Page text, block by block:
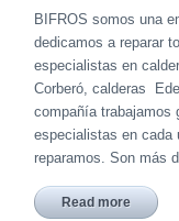
BIFROS somos una
dedicamos a reparar
especialistas en
Corberó, calderas
compañía trabajamos
especialistas en cada
reparamos. Son más
Read more